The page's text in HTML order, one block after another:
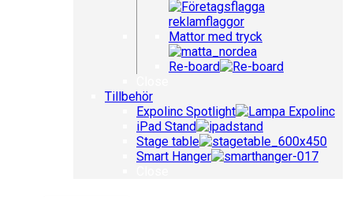
Mattor med tryck
Re-board
Tillbehör
Expolinc Spotlight
iPad Stand
Stage table
Smart Hanger